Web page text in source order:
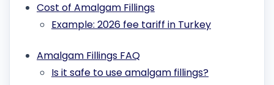
Cost of Amalgam Fillings
Example: 2026 fee tariff in Turkey
Amalgam Fillings FAQ
Is it safe to use amalgam fillings?